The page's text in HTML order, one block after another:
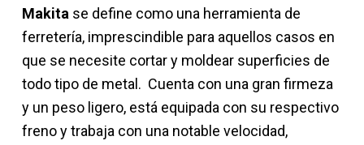
Makita se define como una herramienta de
ferretería, imprescindible para aquellos casos en
que se necesite cortar y moldear superficies de
todo tipo de metal. Cuenta con una gran firmeza
y un peso ligero, está equipada con su respectivo
freno y trabaja con una notable velocidad,